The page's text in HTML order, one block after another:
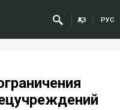
ҚАЗ РУС